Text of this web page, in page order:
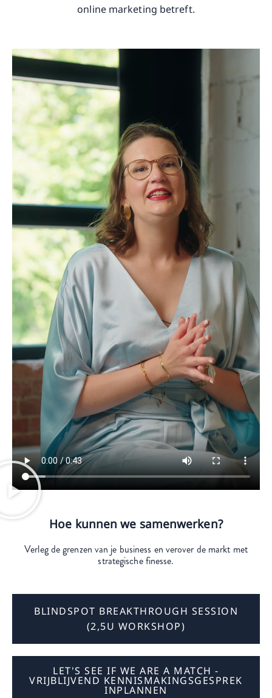
online marketing betreft.
Hoe kunnen we samenwerken?
Verleg de grenzen van je business en verover de markt met
strategische finesse.
BLINDSPOT BREAKTHROUGH SESSION
(2,5U WORKSHOP)
LET'S SEE IF WE ARE A MATCH -
VRIJBLIJVEND KENNISMAKINGSGESPREK
INPLANNEN